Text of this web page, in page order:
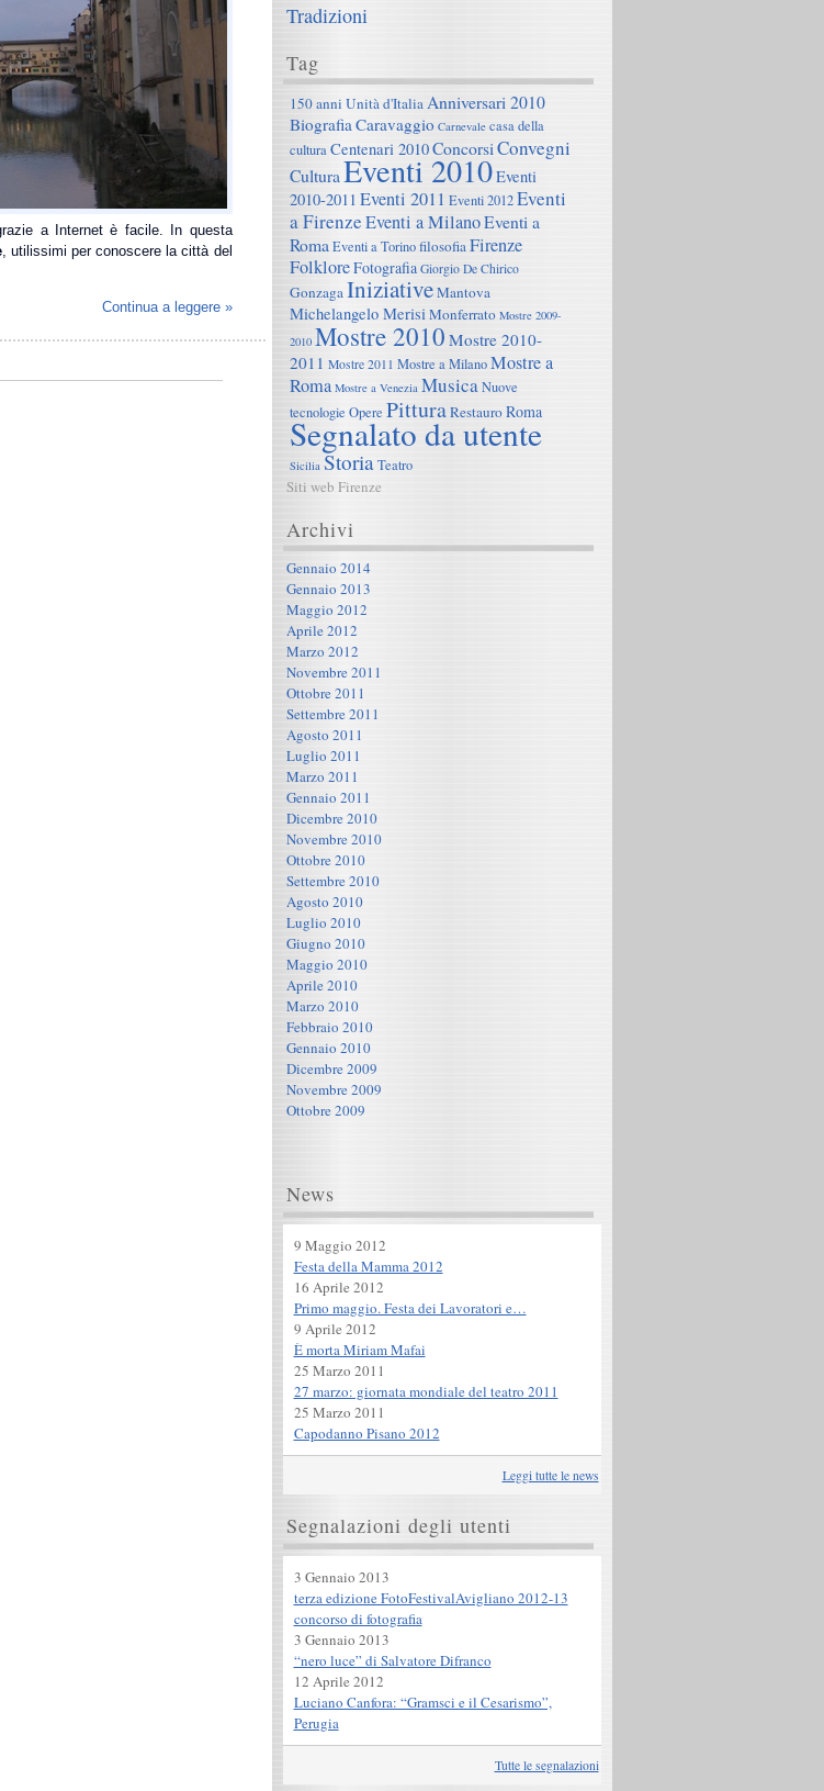
a Internet è facile. In questa
, utilissimi per conoscere la città del
Continua a leggere »
Tradizioni
Tag
150 anni Unità d'Italia Anniversari 2010
BiografiaCaravaggio Carnevale casa della
cultura Centenari 2010ConcorsiConvegni
CulturaEventi 2010Eventi
2010-2011 Eventi 2011 Eventi 2012 Eventi
a FirenzeEventi a MilanoEventi a
Roma Eventi a Torino filosofiaFirenze
FolkloreFotografia Giorgio De Chirico
GonzagaIniziativeMantova
Michelangelo MerisiMonferrato Mostre 2009-
2010 Mostre 2010 Mostre 2010-
2011 Mostre 2011 Mostre a Milano Mostre a
Roma Mostre a Venezia Musica Nuove
tecnologie Opere PitturaRestauroRoma
Segnalato da utente
Sicilia Storia Teatro
Siti web Firenze
Archivi
Gennaio 2014
Gennaio 2013
Maggio 2012
Aprile 2012
Marzo 2012
Novembre 2011
Ottobre 2011
Settembre 2011
Agosto 2011
Luglio 2011
Marzo 2011
Gennaio 2011
Dicembre 2010
Novembre 2010
Ottobre 2010
Settembre 2010
Agosto 2010
Luglio 2010
Giugno 2010
Maggio 2010
Aprile 2010
Marzo 2010
Febbraio 2010
Gennaio 2010
Dicembre 2009
Novembre 2009
Ottobre 2009
News
9 Maggio 2012
Festa della Mamma 2012
16 Aprile 2012
Primo maggio. Festa dei Lavoratori e…
9 Aprile 2012
È morta Miriam Mafai
25 Marzo 2011
27 marzo: giornata mondiale del teatro 2011
25 Marzo 2011
Capodanno Pisano 2012
Leggi tutte le news
Segnalazioni degli utenti
3 Gennaio 2013
terza edizione FotoFestivalAvigliano 2012-13
concorso di fotografia
3 Gennaio 2013
“nero luce” di Salvatore Difranco
12 Aprile 2012
Luciano Canfora: “Gramsci e il Cesarismo”,
Perugia
Tutte le segnalazioni